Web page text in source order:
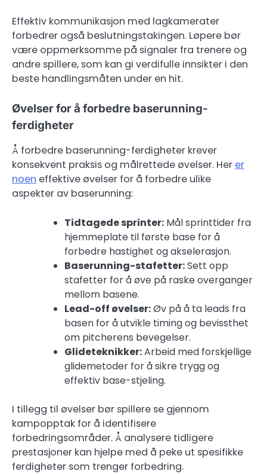
Effektiv kommunikasjon med lagkamerater
forbedrer også beslutningstakingen. Løpere bør
være oppmerksomme på signaler fra trenere og
andre spillere, som kan gi verdifulle innsikter i den
beste handlingsmåten under en hit.
Øvelser for å forbedre baserunning-
ferdigheter
Å forbedre baserunning-ferdigheter krever
konsekvent praksis og målrettede øvelser. Her er
noen effektive øvelser for å forbedre ulike
aspekter av baserunning:
Tidtagede sprinter: Mål sprinttider fra
hjemmeplate til første base for å
forbedre hastighet og akselerasjon.
Baserunning-stafetter:Sett opp
stafetter for å øve på raske overganger
mellom basene.
Lead-off øvelser:Øv på å ta leads fra
basen for å utvikle timing og bevissthet
om pitcherens bevegelser.
Glideteknikker:Arbeid med forskjellige
glidemetoder for å sikre trygg og
effektiv base-stjeling.
I tillegg til øvelser bør spillere se gjennom
kampopptak for å identifisere
forbedringsområder. Å analysere tidligere
prestasjoner kan hjelpe med å peke ut spesifikke
ferdigheter som trenger forbedring.